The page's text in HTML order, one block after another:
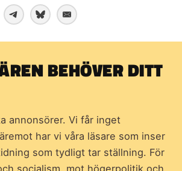
BEHÖVER DITT
annonsörer. Vi får inget
har vi våra läsare som inser
som tydligt tar ställning. För
socialism, mot högerpolitik och